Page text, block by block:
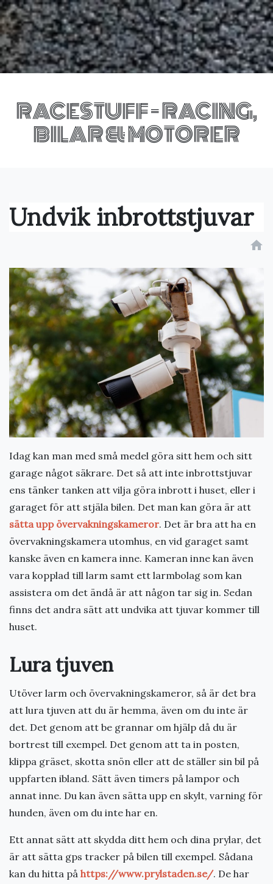
RACESTUFF - RACING,
BILAR & MOTORER
Undvik inbrottstjuvar
home
Idag kan man med små medel göra sitt hem och sitt
garage något säkrare. Det så att inte inbrottstjuvar
ens tänker tanken att vilja göra inbrott i huset, eller i
garaget för att stjäla bilen. Det man kan göra är att
sätta upp övervakningskameror. Det är bra att ha en
övervakningskamera utomhus, en vid garaget samt
kanske även en kamera inne. Kameran inne kan även
vara kopplad till larm samt ett larmbolag som kan
assistera om det ändå är att någon tar sig in. Sedan
finns det andra sätt att undvika att tjuvar kommer till
huset.
Lura tjuven
Utöver larm och övervakningskameror, så är det bra
att lura tjuven att du är hemma, även om du inte är
det. Det genom att be grannar om hjälp då du är
bortrest till exempel. Det genom att ta in posten,
klippa gräset, skotta snön eller att de ställer sin bil på
uppfarten ibland. Sätt även timers på lampor och
annat inne. Du kan även sätta upp en skylt, varning för
hunden, även om du inte har en.
Ett annat sätt att skydda ditt hem och dina prylar, det
är att sätta gps tracker på bilen till exempel. Sådana
kan du hitta på https://www.prylstaden.se/. De har